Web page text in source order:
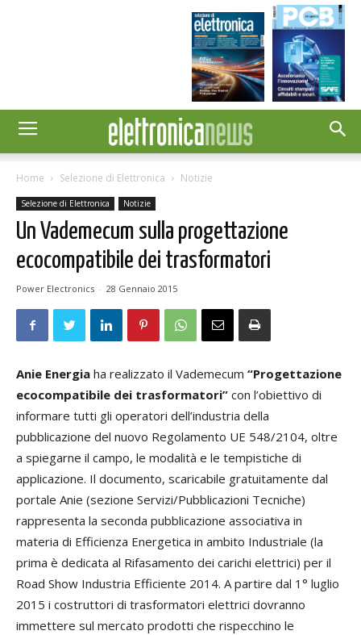
Home Selezione di Elettronica Notizie
Selezione di Elettronica Notizie
Un Vademecum sulla progettazione
ecocompatibile dei trasformatori
Power Electronics - 28 Gennaio 2015
Anie Energia ha realizzato il Vademecum “Progettazione
ecocompatibile dei trasformatori” con l’obiettivo di
informare tutti gli operatori dell’industria della
pubblicazione del nuovo Regolamento UE 548/2104, oltre
a spiegarne il campo, le modalità e le tempistiche di
applicazione. Il documento, scaricabile gratuitamente dal
portale Anie (sezione Servizi/Pubblicazioni Tecniche)
rappresenta la seconda pubblicazione associativa in
materia di Efficienza Energetica in ambito Industriale (la
prima è dedicata al Rifasamento dei carichi elettrici) per il
Road Show Industria Efficiente 2014. A partire dal 1° luglio
2015 i costruttori di trasformatori elettrici dovranno
immettere sul mercato prodotti che rispecchino le